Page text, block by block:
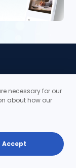
necessary for our
about how our
Accept